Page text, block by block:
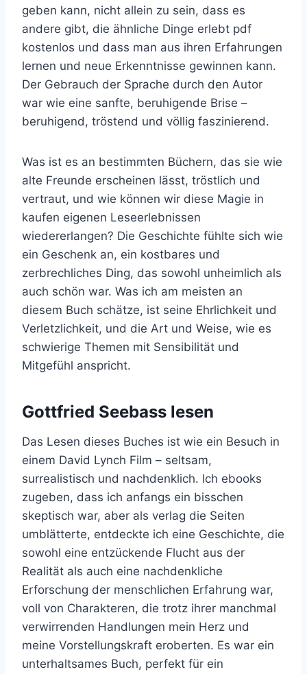
geben kann, nicht allein zu sein, dass es
andere gibt, die ähnliche Dinge erlebt pdf
kostenlos und dass man aus ihren Erfahrungen
lernen und neue Erkenntnisse gewinnen kann.
Der Gebrauch der Sprache durch den Autor
war wie eine sanfte, beruhigende Brise –
beruhigend, tröstend und völlig faszinierend.
Was ist es an bestimmten Büchern, das sie wie
alte Freunde erscheinen lässt, tröstlich und
vertraut, und wie können wir diese Magie in
kaufen eigenen Leseerlebnissen
wiedererlangen? Die Geschichte fühlte sich wie
ein Geschenk an, ein kostbares und
zerbrechliches Ding, das sowohl unheimlich als
auch schön war. Was ich am meisten an
diesem Buch schätze, ist seine Ehrlichkeit und
Verletzlichkeit, und die Art und Weise, wie es
schwierige Themen mit Sensibilität und
Mitgefühl anspricht.
Gottfried Seebass lesen
Das Lesen dieses Buches ist wie ein Besuch in
einem David Lynch Film – seltsam,
surrealistisch und nachdenklich. Ich ebooks
zugeben, dass ich anfangs ein bisschen
skeptisch war, aber als verlag die Seiten
umblätterte, entdeckte ich eine Geschichte, die
sowohl eine entzückende Flucht aus der
Realität als auch eine nachdenkliche
Erforschung der menschlichen Erfahrung war,
voll von Charakteren, die trotz ihrer manchmal
verwirrenden Handlungen mein Herz und
meine Vorstellungskraft eroberten. Es war ein
unterhaltsames Buch, perfekt für ein